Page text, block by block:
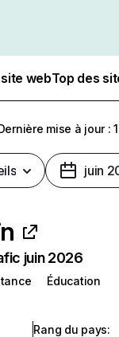
webTop des
mise à jour :
juin
juin 2026
Éducation
Rang du pays: